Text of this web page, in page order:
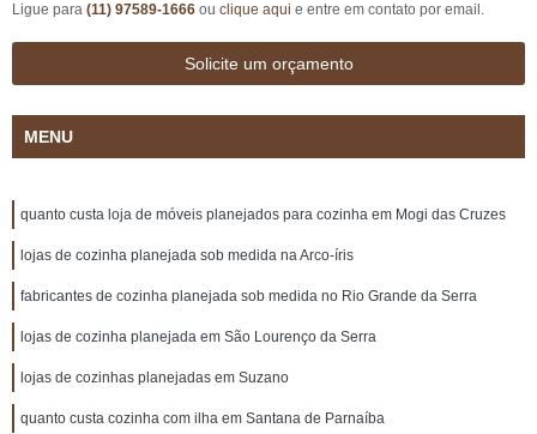
Ligue para (11) 97589-1666 ou clique aqui e entre em contato por email.
Solicite um orçamento
MENU
quanto custa loja de móveis planejados para cozinha em Mogi das Cruzes
lojas de cozinha planejada sob medida na Arco-íris
fabricantes de cozinha planejada sob medida no Rio Grande da Serra
lojas de cozinha planejada em São Lourenço da Serra
lojas de cozinhas planejadas em Suzano
quanto custa cozinha com ilha em Santana de Parnaíba